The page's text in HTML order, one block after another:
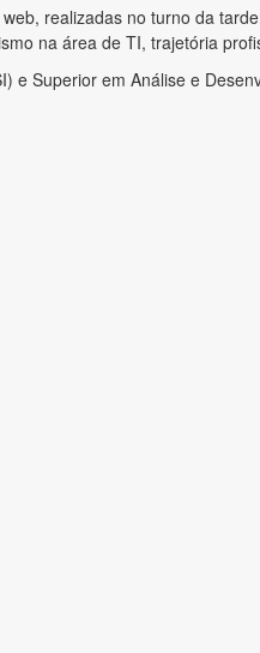
realizadas no turno da
na área de TI, trajetória
Superior em Análise e